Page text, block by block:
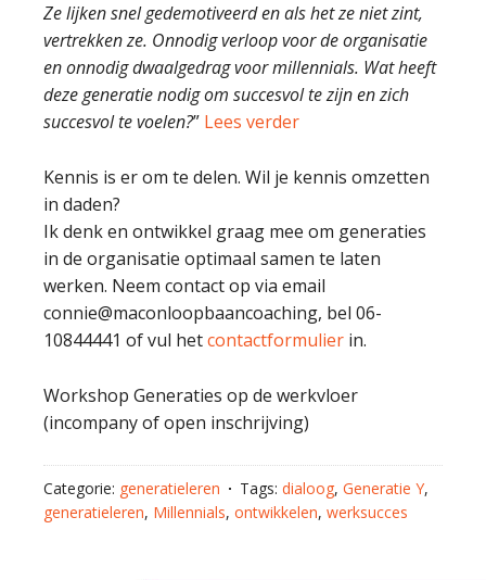
Ze lijken snel gedemotiveerd en als het ze niet zint,
vertrekken ze. Onnodig verloop voor de organisatie
en onnodig dwaalgedrag voor millennials. Wat heeft
deze generatie nodig om succesvol te zijn en zich
succesvol te voelen?” Lees verder
Kennis is er om te delen. Wil je kennis omzetten
in daden?
Ik denk en ontwikkel graag mee om generaties
in de organisatie optimaal samen te laten
werken. Neem contact op via email
connie@maconloopbaancoaching, bel 06-
10844441 of vul hetcontactformulier in.
Workshop Generaties op de werkvloer
(incompany of open inschrijving)
Categorie: generatieleren Tags: dialoog, Generatie Y,
generatieleren, Millennials, ontwikkelen, werksucces